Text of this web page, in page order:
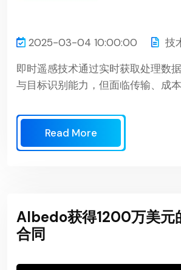
2025-03-04 10:00:00
技
即时遥感技术通过实时获取处理数
与目标识别能力，但面临传输、成本
Read More
Albedo获得1200万美元
合同